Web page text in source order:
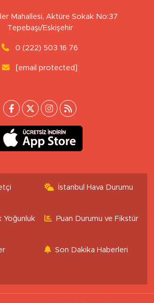
Mahallesi, Aktüre Sokak No:37
Tepebaşı/Eskişehir
0 (222) 503 16 76
[email protected]
İstanbul Hava Durumu
Yoğunluk
Puan Durumu ve Fikstür
Son Dakika Haberleri